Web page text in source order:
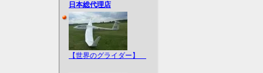
日本総代理店
【世界のグライダー】